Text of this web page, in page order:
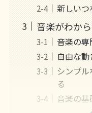
新しいつ
音楽がわか
音楽の
自由な
シンプ
る
音楽の